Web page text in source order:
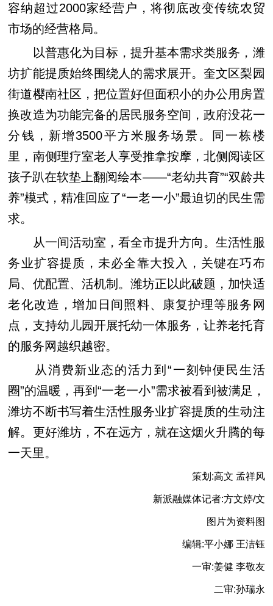
容纳超过2000家经营户，将彻底改变传统农贸
市场的经营格局。
以普惠化为目标，提升基本需求类服务，潍
坊扩能提质始终围绕人的需求展开。奎文区梨园
街道樱南社区，把位置好但面积小的办公用房置
换改造为功能完备的居民服务空间，政府没花一
分钱，新增3500平方米服务场景。同一栋楼
里，南侧理疗室老人享受推拿按摩，北侧阅读区
孩子趴在软垫上翻阅绘本——“老幼共育”“双龄共
养”模式，精准回应了“一老一小”最迫切的民生需
求。
从一间活动室，看全市提升方向。生活性服
务业扩容提质，未必全靠大投入，关键在巧布
局、优配置、活机制。潍坊正以此破题，加快适
老化改造，增加日间照料、康复护理等服务网
点，支持幼儿园开展托幼一体服务，让养老托育
的服务网越织越密。
从消费新业态的活力到“一刻钟便民生活
圈”的温暖，再到“一老一小”需求被看到被满足，
潍坊不断书写着生活性服务业扩容提质的生动注
解。更好潍坊，不在远方，就在这烟火升腾的每
一天里。
策划:高文 孟祥风
新派融媒体记者:方文婷/文
图片为资料图
编辑:平小娜 王洁钰
一审:姜健 李敬友
二审:孙瑞永